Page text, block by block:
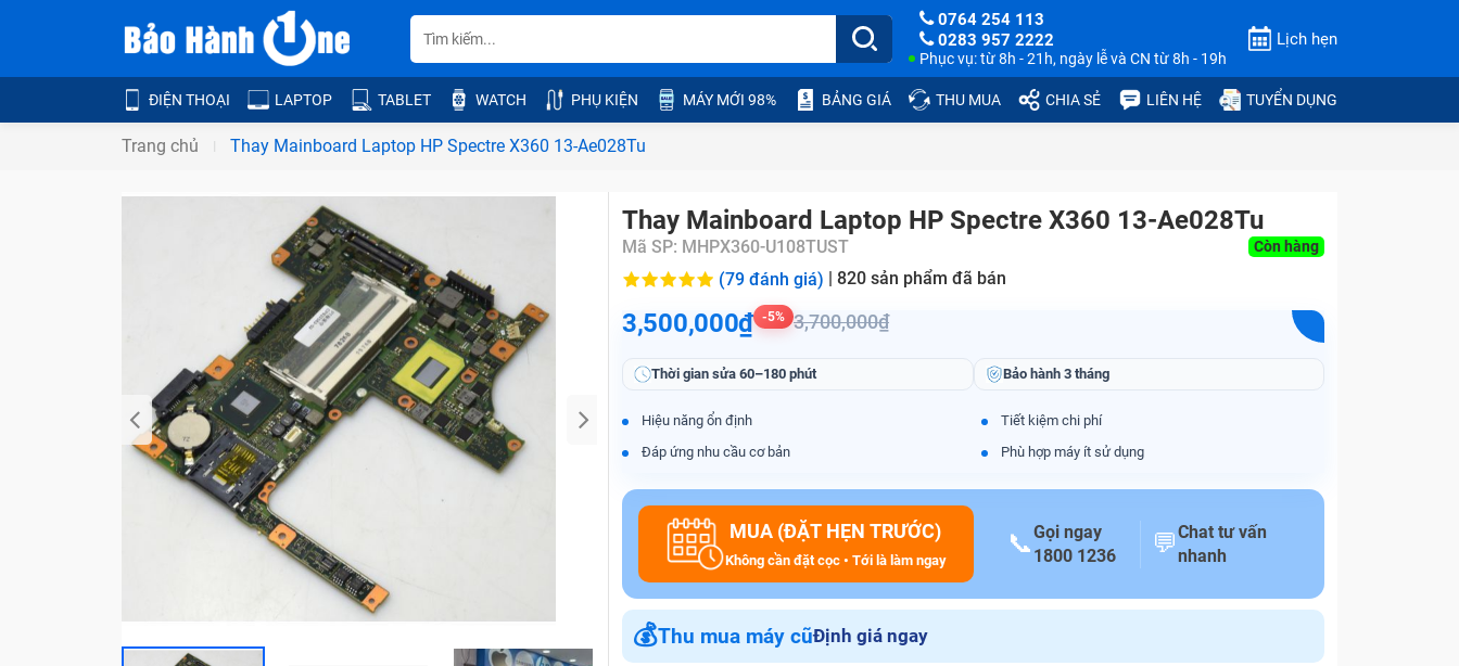
0764 254 113
0283 957 2222
Phục vụ: từ 8h - 21h, ngày lễ và CN từ 8h - 19h
Lịch hẹn
ĐIỆN THOẠI LAPTOP TABLET WATCH PHỤ KIỆN MÁY MỚI 98% BẢNG GIÁ THU MUA CHIA SẺ LIÊN HỆ TUYỂN DỤNG
Trang chủ Thay Mainboard Laptop HP Spectre X360 13-Ae028Tu
Bảo Hành One
Thay Mainboard Laptop HP Spectre X360 13-Ae028Tu
Mã SP: MHPX360-U108TUST Còn hàng
(79 đánh giá) | 820 sản phẩm đã bán
3,500,000₫ -5% 3,700,000₫
Thời gian sửa 60–180 phút Bảo hành 3 tháng
Hiệu năng ổn định
Đáp ứng nhu cầu cơ bản
Tiết kiệm chi phí
Phù hợp máy ít sử dụng
MUA (ĐẶT HẸN TRƯỚC)
Không cần đặt cọc • Tới là làm ngay
📞Gọi ngay
1800 1236
💬Chat tư vấn
nhanh
💰Thu mua máy cũĐịnh giá ngay